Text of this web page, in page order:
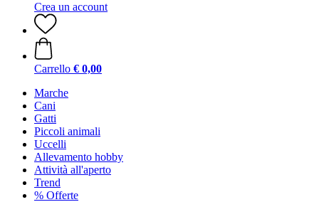
Crea un account
Carrello € 0,00
Marche
Cani
Gatti
Piccoli animali
Uccelli
Allevamento hobby
Attività all'aperto
Trend
% Offerte